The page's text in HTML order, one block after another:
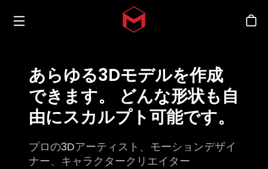
Skip to main content
Toggle menu
シ
あらゆる3Dモデルを作成
できます。 どんな形状も自
由にスカルプト可能です。
プロの3Dアーティスト、モーションデザイ
ナー、キャラクタークリエイター